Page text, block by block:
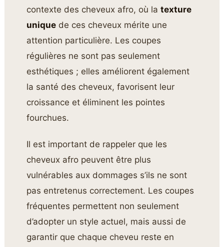
contexte des cheveux afro, où latexture
unique de ces cheveux mérite une
attention particulière. Les coupes
régulières ne sont pas seulement
esthétiques ; elles améliorent également
la santé des cheveux, favorisent leur
croissance et éliminent les pointes
fourchues.
Il est important de rappeler que les
cheveux afro peuvent être plus
vulnérables aux dommages s’ils ne sont
pas entretenus correctement. Les coupes
fréquentes permettent non seulement
d’adopter un style actuel, mais aussi de
garantir que chaque cheveu reste en